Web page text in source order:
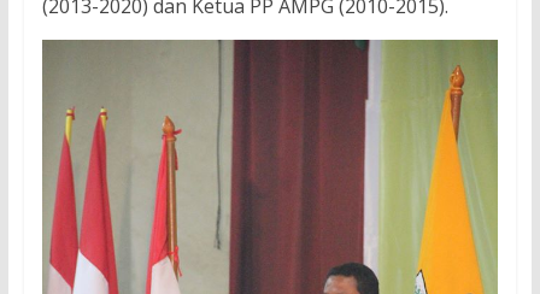
(2013-2020) dan Ketua PP AMPG (2010-2015).